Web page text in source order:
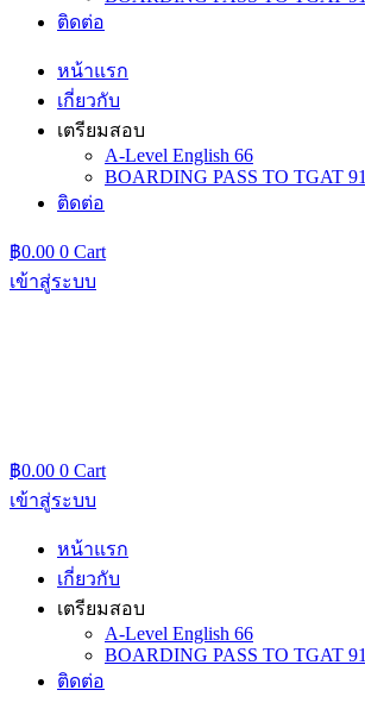
ติดต่อ
หน้าแรก
เกี่ยวกับ
เตรียมสอบ
A-Level English 66
BOARDING PASS TO TGAT 91
ติดต่อ
฿0.00 0 Cart
เข้าสู่ระบบ
฿0.00 0 Cart
เข้าสู่ระบบ
หน้าแรก
เกี่ยวกับ
เตรียมสอบ
A-Level English 66
BOARDING PASS TO TGAT 91
ติดต่อ